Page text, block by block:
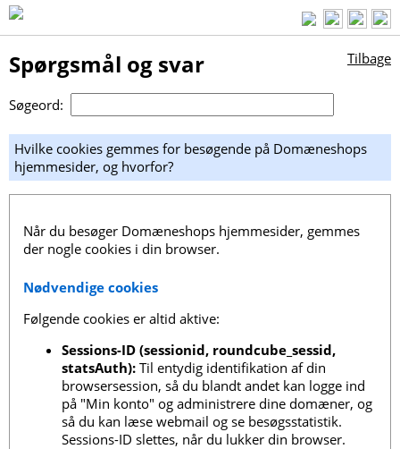
Spørgsmål og svar Tilbage
Søgeord:
Hvilke cookies gemmes for besøgende på Domæneshops
hjemmesider, og hvorfor?
Når du besøger Domæneshops hjemmesider, gemmes
der nogle cookies i din browser.
Nødvendige cookies
Følgende cookies er altid aktive:
Sessions-ID (sessionid, roundcube_sessid,
statsAuth): Til entydig identifikation af din
browsersession, så du blandt andet kan logge ind
på "Min konto" og administrere dine domæner, og
så du kan læse webmail og se besøgsstatistik.
Sessions-ID slettes, når du lukker din browser.